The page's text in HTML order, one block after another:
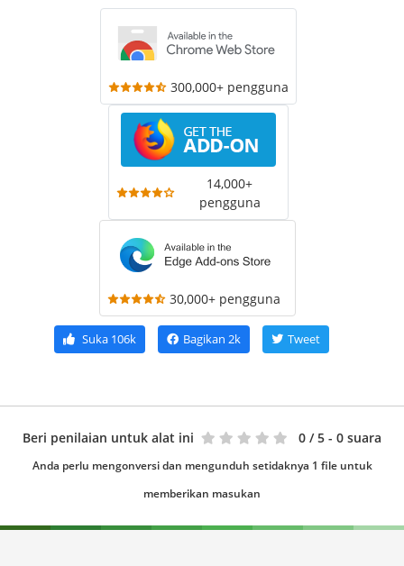
300,000+ pengguna
14,000+
pengguna
30,000+ pengguna
Suka106k Bagikan 2k Tweet
Beri penilaian untuk alat ini 0 / 5 - 0 suara
Anda perlu mengonversi dan mengunduh setidaknya 1 file untuk
memberikan masukan